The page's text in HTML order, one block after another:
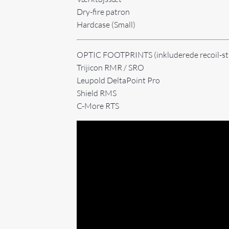
Dry-fire patron
Hardcase (Small)
OPTIC FOOTPRINTS (inkluderede recoil-
Trijicon RMR / SRO
Leupold DeltaPoint Pro
Shield RMS
C-More RTS